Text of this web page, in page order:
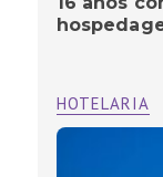
HOTELARIA